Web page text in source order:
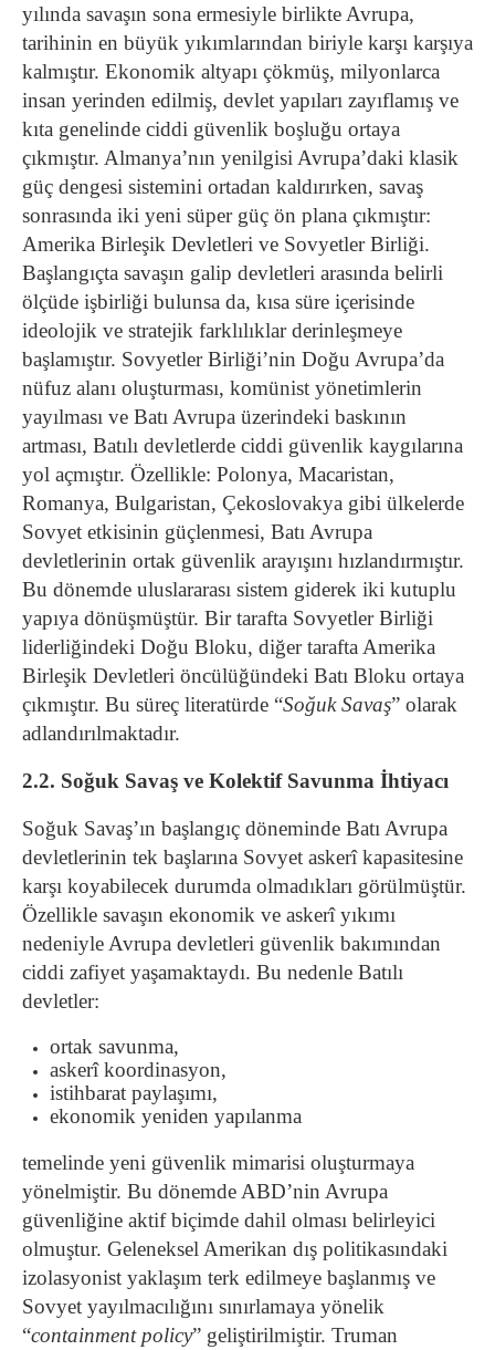
yılında savaşın sona ermesiyle birlikte Avrupa,
tarihinin en büyük yıkımlarından biriyle karşı karşıya
kalmıştır. Ekonomik altyapı çökmüş, milyonlarca
insan yerinden edilmiş, devlet yapıları zayıflamış ve
kıta genelinde ciddi güvenlik boşluğu ortaya
çıkmıştır. Almanya’nın yenilgisi Avrupa’daki klasik
güç dengesi sistemini ortadan kaldırırken, savaş
sonrasında iki yeni süper güç ön plana çıkmıştır:
Amerika Birleşik Devletleri ve Sovyetler Birliği.
Başlangıçta savaşın galip devletleri arasında belirli
ölçüde işbirliği bulunsa da, kısa süre içerisinde
ideolojik ve stratejik farklılıklar derinleşmeye
başlamıştır. Sovyetler Birliği’nin Doğu Avrupa’da
nüfuz alanı oluşturması, komünist yönetimlerin
yayılması ve Batı Avrupa üzerindeki baskının
artması, Batılı devletlerde ciddi güvenlik kaygılarına
yol açmıştır. Özellikle: Polonya, Macaristan,
Romanya, Bulgaristan, Çekoslovakya gibi ülkelerde
Sovyet etkisinin güçlenmesi, Batı Avrupa
devletlerinin ortak güvenlik arayışını hızlandırmıştır.
Bu dönemde uluslararası sistem giderek iki kutuplu
yapıya dönüşmüştür. Bir tarafta Sovyetler Birliği
liderliğindeki Doğu Bloku, diğer tarafta Amerika
Birleşik Devletleri öncülüğündeki Batı Bloku ortaya
çıkmıştır. Bu süreç literatürde “Soğuk Savaş” olarak
adlandırılmaktadır.
2.2. Soğuk Savaş ve Kolektif Savunma İhtiyacı
Soğuk Savaş’ın başlangıç döneminde Batı Avrupa
devletlerinin tek başlarına Sovyet askerî kapasitesine
karşı koyabilecek durumda olmadıkları görülmüştür.
Özellikle savaşın ekonomik ve askerî yıkımı
nedeniyle Avrupa devletleri güvenlik bakımından
ciddi zafiyet yaşamaktaydı. Bu nedenle Batılı
devletler:
ortak savunma,
askerî koordinasyon,
istihbarat paylaşımı,
ekonomik yeniden yapılanma
temelinde yeni güvenlik mimarisi oluşturmaya
yönelmiştir. Bu dönemde ABD’nin Avrupa
güvenliğine aktif biçimde dahil olması belirleyici
olmuştur. Geleneksel Amerikan dış politikasındaki
izolasyonist yaklaşım terk edilmeye başlanmış ve
Sovyet yayılmacılığını sınırlamaya yönelik
“containment policy” geliştirilmiştir. Truman